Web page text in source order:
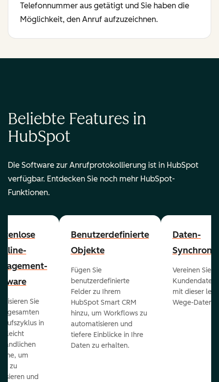
Telefonnummer aus getätigt und Sie haben die
Möglichkeit, den Anruf aufzuzeichnen.
Beliebte Features in
HubSpot
Die Software zur Anrufprotokollierung ist in HubSpot
verfügbar. Entdecken Sie noch mehr HubSpot-
Funktionen.
Sie
gesamten
in
leicht
um
zu
und
Benutzerdefinierte
Objekte
Fügen Sie
benutzerdefinierte
Felder zu Ihrem
HubSpot Smart CRM
hinzu, um Workflows zu
automatisieren und
tiefere Einblicke in Ihre
Daten zu erhalten.
Daten-
Vereinen Sie
Kundendaten
mit dieser
Wege-Daten-